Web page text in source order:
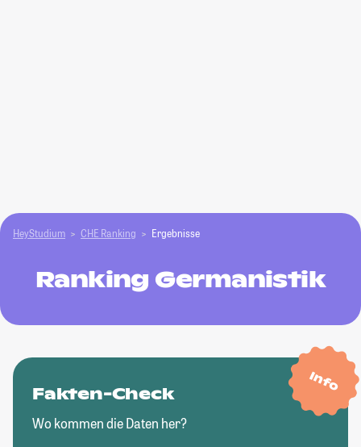
HeyStudium CHE Ranking Ergebnisse
Ranking Germanistik
Info
Fakten-Check
Wo kommen die Daten her?